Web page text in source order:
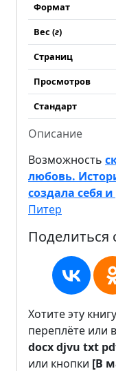
Формат
Вес (г)
Страниц
Просмотров
Стандарт
Описание
Возможность
любовь.
создала себя
Питер
Поделиться
Хотите эту
переплёте или
docxdjvu txt
или кнопки [В